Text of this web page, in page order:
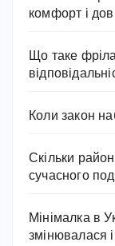
комфорт і
Що таке
Коли закон
Скільки
сучасного
Мінімалка в
змінювалася